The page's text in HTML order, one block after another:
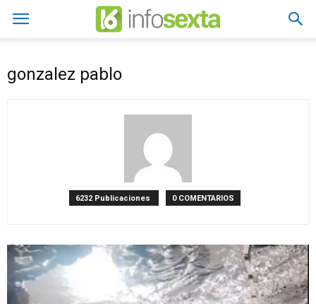
gonzalez pablo
6232 Publicaciones 0 COMENTARIOS